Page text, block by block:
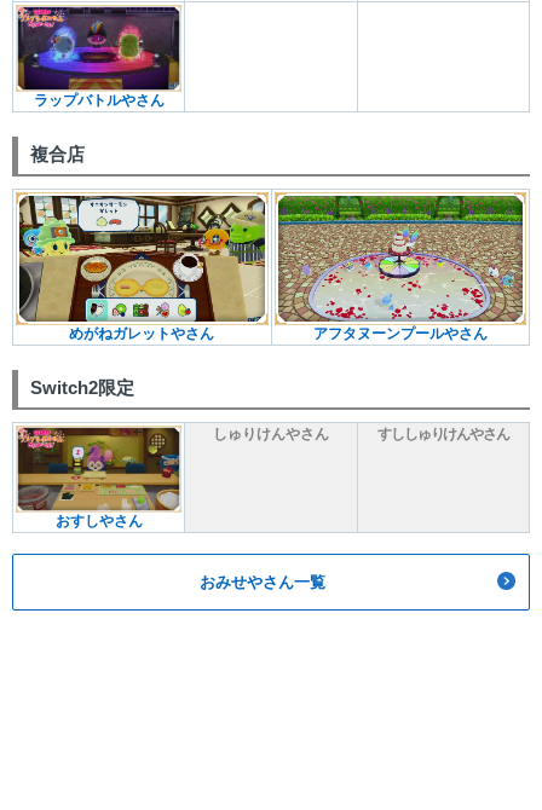
ラップバトルやさん
複合店
めがねガレットやさん アフタヌーンプールやさん
Switch2限定
おすしやさん
しゅりけんやさん すししゅりけんやさん
おみせやさん一覧